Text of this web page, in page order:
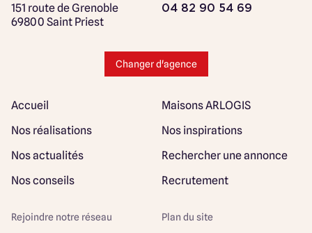
151 route de Grenoble
69800 Saint Priest
04 82 90 54 69
Changer d'agence
Accueil
Maisons ARLOGIS
Nos réalisations
Nos inspirations
Nos actualités
Rechercher une annonce
Nos conseils
Recrutement
Rejoindre notre réseau Plan du site